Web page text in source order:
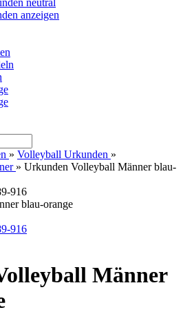
neutral
anzeigen
» Volleyball Urkunden »
» Urkunden Volleyball Männer blau-
blau-orange
Männer